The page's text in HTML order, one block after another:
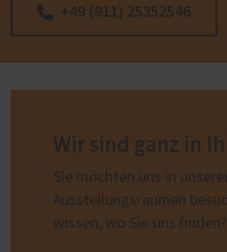
+49 (911) 25352546
Wir sind ganz in
Sie möchten uns in
Ausstellungsräumen
wissen, wo Sie uns finden?